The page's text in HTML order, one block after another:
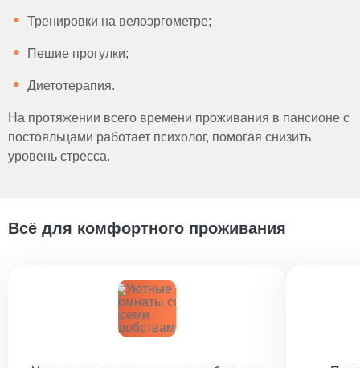
Тренировки на велоэргометре;
Пешие прогулки;
Диетотерапия.
На протяжении всего времени проживания в пансионе с
постояльцами работает психолог, помогая снизить
уровень стресса.
Всё для комфортного проживания